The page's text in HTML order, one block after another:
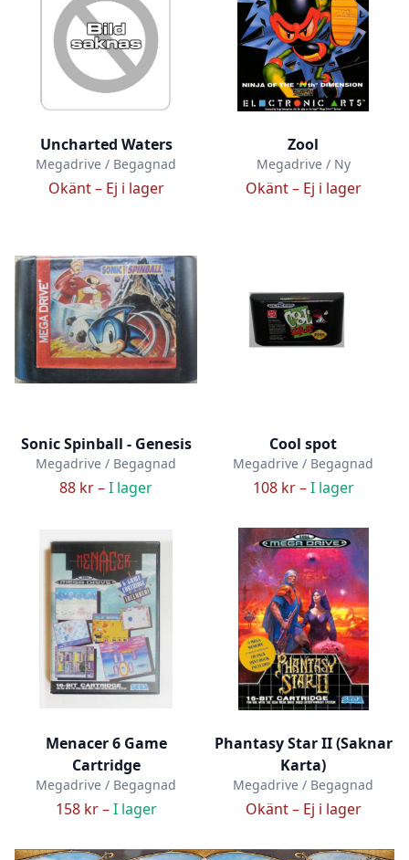
Uncharted Waters
Megadrive / Begagnad
Okänt – Ej i lager
Zool
Megadrive / Ny
Okänt – Ej i lager
Sonic Spinball - Genesis
Megadrive / Begagnad
88 kr –I lager
Cool spot
Megadrive / Begagnad
108 kr –I lager
Menacer 6 Game
Cartridge
Megadrive / Begagnad
158 kr –I lager
Phantasy Star II (Saknar
Karta)
Megadrive / Begagnad
Okänt – Ej i lager